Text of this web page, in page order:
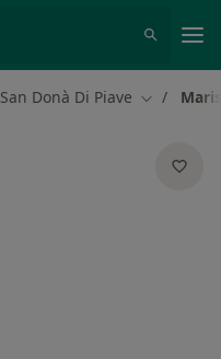
San Donà Di Piave Cambia